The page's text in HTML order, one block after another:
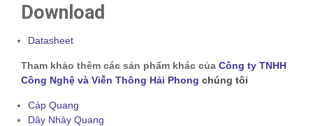
Download
Datasheet
Tham khảo thêm các sản phẩm khác của Công ty TNHH
Công Nghệ và Viễn Thông Hải Phong chúng tôi
Cáp Quang
Dây Nhảy Quang